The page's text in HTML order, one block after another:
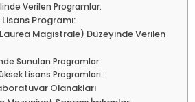
Verilen Programlar:
Programı:
Magistrale) Düzeyinde Verilen
Sunulan Programlar:
Lisans Programları:
Olanakları